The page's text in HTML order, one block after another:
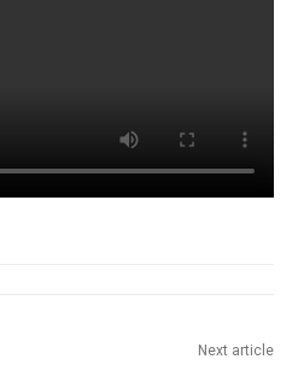
Next article